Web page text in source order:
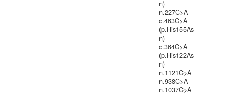
n)
n.227C>A
c.463C>A
(p.His155As
n)
c.364C>A
(p.His122As
n)
n.1121C>A
n.938C>A
n.1037C>A